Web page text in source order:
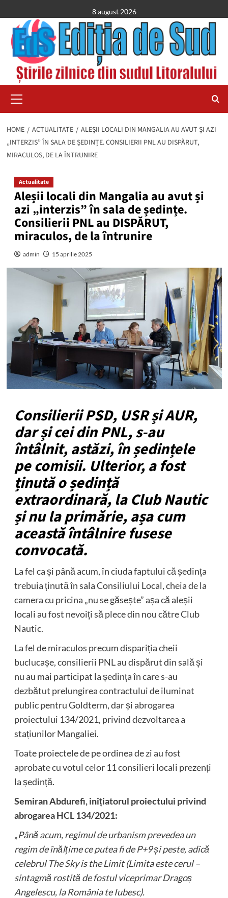
to
content
8 august 2026
Menu
HOME ACTUALITATE
ALEȘII LOCALI DIN MANGALIA AU AVUT ȘI AZI
„INTERZIS” ÎN SALA DE ȘEDINȚE. CONSILIERII PNL AU DISPĂRUT,
MIRACULOS, DE LA ÎNTRUNIRE
Actualitate
Aleșii locali din Mangalia au avut și
azi „interzis” în sala de ședințe.
Consilierii PNL au DISPĂRUT,
miraculos, de la întrunire
admin 15 aprilie 2025
Consilierii PSD, USR și AUR,
dar și cei din PNL, s-au
întâlnit, astăzi, în ședințele
pe comisii. Ulterior, a fost
ținută o ședință
extraordinară, la Club Nautic
și nu la primărie, așa cum
această întâlnire fusese
convocată.
La fel ca și până acum, în ciuda faptului că ședința
trebuia ținută în sala Consiliului Local, cheia de la
camera cu pricina „nu se găsește” așa că aleșii
locali au fost nevoiți să plece din nou către Club
Nautic.
La fel de miraculos precum dispariția cheii
buclucașe, consilierii PNL au dispărut din sală și
nu au mai participat la ședința în care s-au
dezbătut prelungirea contractului de iluminat
public pentru Goldterm, dar și abrogarea
proiectului 134/2021, privind dezvoltarea a
stațiunilor Mangaliei.
Toate proiectele de pe ordinea de zi au fost
aprobate cu votul celor 11 consilieri locali prezenți
la ședință.
Semiran Abdurefi, inițiatorul proiectului privind
abrogarea HCL 134/2021:
„Până acum, regimul de urbanism prevedea un
regim de înălțime ce putea fi de P+9 și peste, adică
celebrul The Sky is the Limit (Limita este cerul –
sintagmă rostită de fostul viceprimar Dragoș
Angelescu, la România te Iubesc).